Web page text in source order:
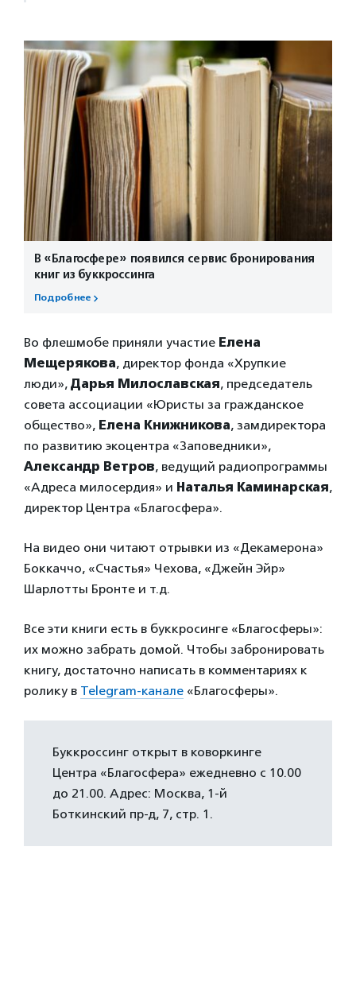
В «Благосфере» появился сервис бронирования
книг из буккроссинга
Подробнее
Во флешмобе приняли участие Елена
Мещерякова, директор фонда «Хрупкие
люди», Дарья Милославская, председатель
совета ассоциации «Юристы за гражданское
общество», Елена Книжникова, замдиректора
по развитию экоцентра «Заповедники»,
Александр Ветров, ведущий радиопрограммы
«Адреса милосердия» и Наталья Каминарская,
директор Центра «Благосфера».
На видео они читают отрывки из «Декамерона»
Боккаччо, «Счастья» Чехова, «Джейн Эйр»
Шарлотты Бронте и т.д.
Все эти книги есть в буккросинге «Благосферы»:
их можно забрать домой. Чтобы забронировать
книгу, достаточно написать в комментариях к
ролику в Telegram-канале «Благосферы».
Буккроссинг открыт в коворкинге
Центра «Благосфера» ежедневно с 10.00
до 21.00. Адрес: Москва, 1-й
Боткинский пр-д, 7, стр. 1.